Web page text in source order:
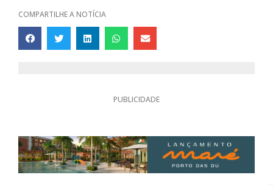
COMPARTILHE A NOTÍCIA
PUBLICIDADE